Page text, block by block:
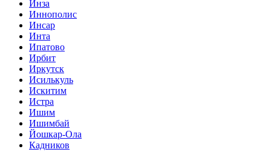
Инза
Иннополис
Инсар
Инта
Ипатово
Ирбит
Иркутск
Исилькуль
Искитим
Истра
Ишим
Ишимбай
Йошкар-Ола
Кадников